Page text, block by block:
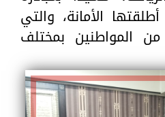
الأمانة، والتي
المواطنين بمختلف